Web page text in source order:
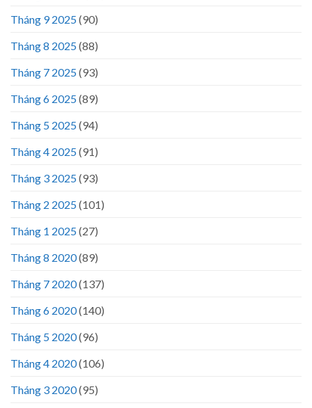
Tháng 9 2025(90)
Tháng 8 2025(88)
Tháng 7 2025(93)
Tháng 6 2025(89)
Tháng 5 2025(94)
Tháng 4 2025(91)
Tháng 3 2025(93)
Tháng 2 2025(101)
Tháng 1 2025(27)
Tháng 8 2020(89)
Tháng 7 2020(137)
Tháng 6 2020(140)
Tháng 5 2020(96)
Tháng 4 2020(106)
Tháng 3 2020(95)